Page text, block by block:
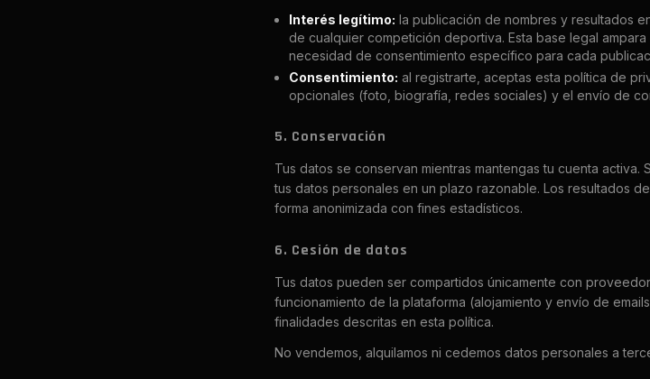
Interés legítimo: la publicación de nombres y resultados
de cualquier competición deportiva. Esta base legal
necesidad de consentimiento específico para cada
Consentimiento: al registrarte, aceptas esta política de
opcionales (foto, biografía, redes sociales) y el envío de
5. Conservación
Tus datos se conservan mientras mantengas tu cuenta activa.
tus datos personales en un plazo razonable. Los resultados
forma anonimizada con fines estadísticos.
6. Cesión de datos
Tus datos pueden ser compartidos únicamente con
funcionamiento de la plataforma (alojamiento y envío de
finalidades descritas en esta política.
No vendemos, alquilamos ni cedemos datos personales a